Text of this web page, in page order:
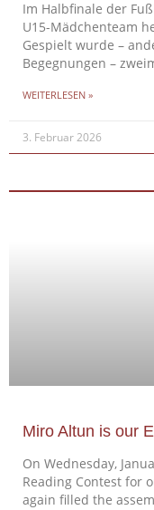
Im Halbfinale der
U15-Mädchenteam
Gespielt wurde –
Begegnungen –
WEITERLESEN »
3. Februar 2026
Miro Altun is our
On Wednesday,
Reading Contest for
again filled the